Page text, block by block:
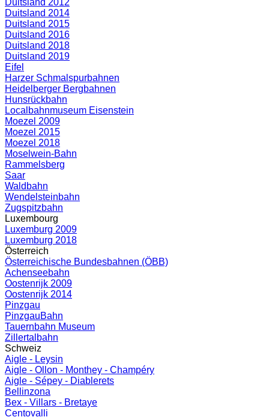
Duitsland 2012
Duitsland 2014
Duitsland 2015
Duitsland 2016
Duitsland 2018
Duitsland 2019
Eifel
Harzer Schmalspurbahnen
Heidelberger Bergbahnen
Hunsrückbahn
Localbahnmuseum Eisenstein
Moezel 2009
Moezel 2015
Moezel 2018
Moselwein-Bahn
Rammelsberg
Saar
Waldbahn
Wendelsteinbahn
Zugspitzbahn
Luxembourg
Luxemburg 2009
Luxemburg 2018
Österreich
Österreichische Bundesbahnen (ÖBB)
Achenseebahn
Oostenrijk 2009
Oostenrijk 2014
Pinzgau
PinzgauBahn
Tauernbahn Museum
Zillertalbahn
Schweiz
Aigle - Leysin
Aigle - Ollon - Monthey - Champéry
Aigle - Sépey - Diablerets
Bellinzona
Bex - Villars - Bretaye
Centovalli